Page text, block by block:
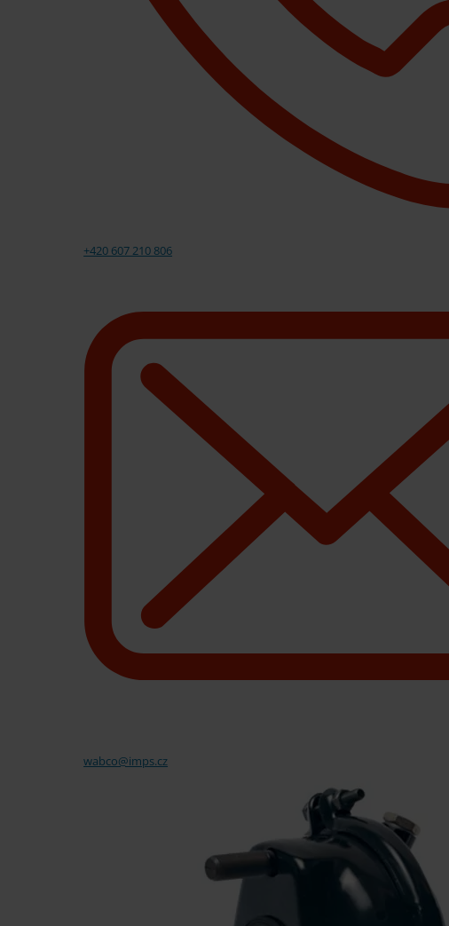
+420 607 210 806
wabco@imps.cz